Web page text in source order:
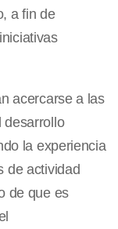
a fin de
acercarse a las
desarrollo
la experiencia
de actividad
de que es